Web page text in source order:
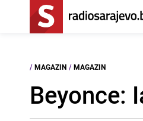
/ MAGAZIN / MAGAZIN
Beyonce: